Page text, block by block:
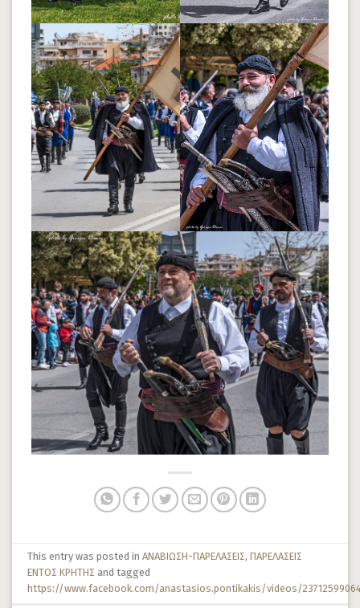
This entry was posted inΑΝΑΒΙΩΣΗ-ΠΑΡΕΛΑΣΕΙΣ,ΠΑΡΕΛΑΣΕΙΣ
ΕΝΤΟΣ ΚΡΗΤΗΣ and tagged
https://www.facebook.com/anastasios.pontikakis/videos/